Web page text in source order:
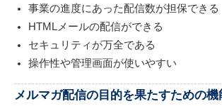
事業の進度にあった配信数が担保できる
HTMLメールの配信ができる
セキュリティが万全である
操作性や管理画面が使いやすい
メルマガ配信の目的を果たすための